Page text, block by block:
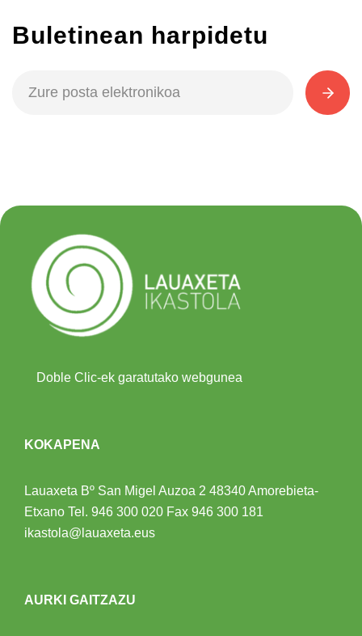
Buletinean harpidetu
Doble Clic-ek garatutako webgunea
KOKAPENA
Lauaxeta Bº San Migel Auzoa 2 48340 Amorebieta-
Etxano Tel. 946 300 020 Fax 946 300 181
ikastola@lauaxeta.eus
AURKI GAITZAZU